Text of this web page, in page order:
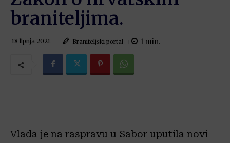
braniteljima.
18 lipnja 2021. Braniteljski portal 1 min.
Vlada je na raspravu u Sabor uputila novi